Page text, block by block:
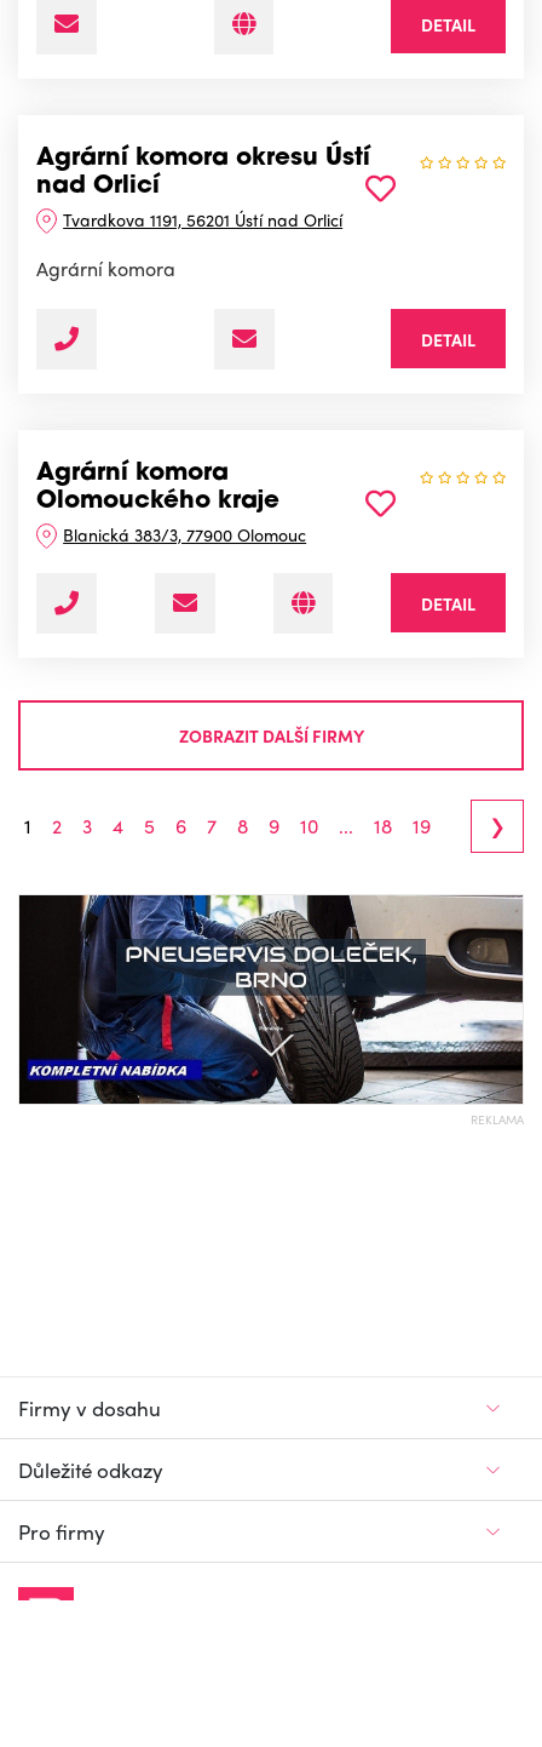
DETAIL
Agrární komora okresu Ústí
nad Orlicí
Tvardkova 1191, 56201 Ústí nad Orlicí
Agrární komora
DETAIL
Agrární komora
Olomouckého kraje
Blanická 383/3, 77900 Olomouc
DETAIL
ZOBRAZIT DALŠÍ FIRMY
1 2 3 4 5 6 7 8 9 10 ... 18 19 ›
REKLAMA
Firmy v dosahu
Důležité odkazy
Pro firmy